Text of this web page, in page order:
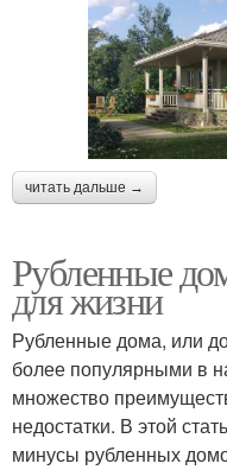
читать дальше →
Рубленные
для жизни
Рубленные дома, или
более популярными в
множество
недостатки. В этой
минусы рубленных